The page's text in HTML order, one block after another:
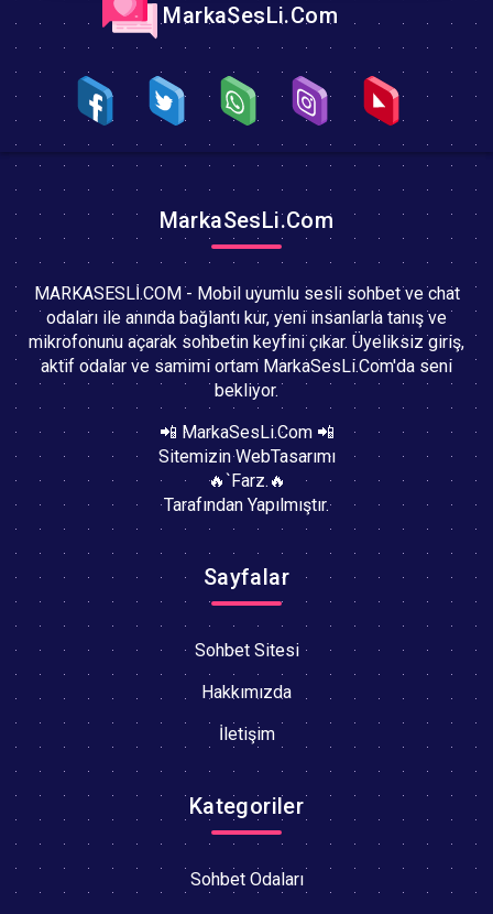
MarkaSesLi.Com
MarkaSesLi.Com
MARKASESLİ.COM - Mobil uyumlu sesli sohbet ve chat
odaları ile anında bağlantı kur, yeni insanlarla tanış ve
mikrofonunu açarak sohbetin keyfini çıkar. Üyeliksiz giriş,
aktif odalar ve samimi ortam MarkaSesLi.Com'da seni
bekliyor.
📲 MarkaSesLi.Com 📲
Sitemizin WebTasarımı
🔥`Farz.🔥
Tarafından Yapılmıştır.
Sayfalar
Sohbet Sitesi
Hakkımızda
İletişim
Kategoriler
Sohbet Odaları